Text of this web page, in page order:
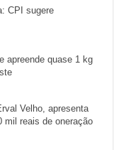
CPI sugere
apreende quase 1 kg
Velho, apresenta
mil reais de oneração